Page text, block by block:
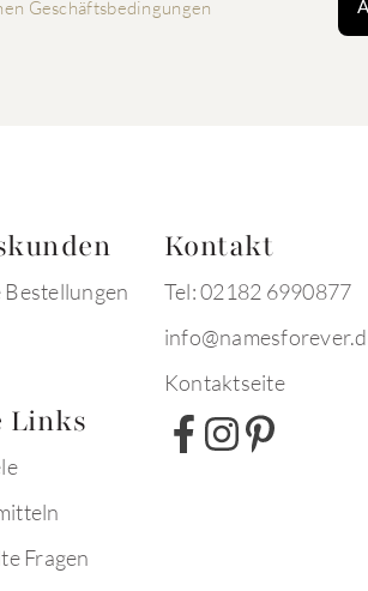
Geschäftsbedingungen
Links
Fragen
Kontakt
Tel: 02182 6990877
Kontaktseite